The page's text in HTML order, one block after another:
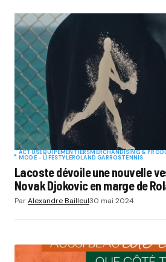
ACTUSEQUIPEMENTIERSMERCHANDISING &
MODE - LIFESTYLEROLAND GARROSTENNIS
Lacoste dévoile une nouvelle
Novak Djokovic en marge de
ParAlexandre Bailleul30 mai 2024